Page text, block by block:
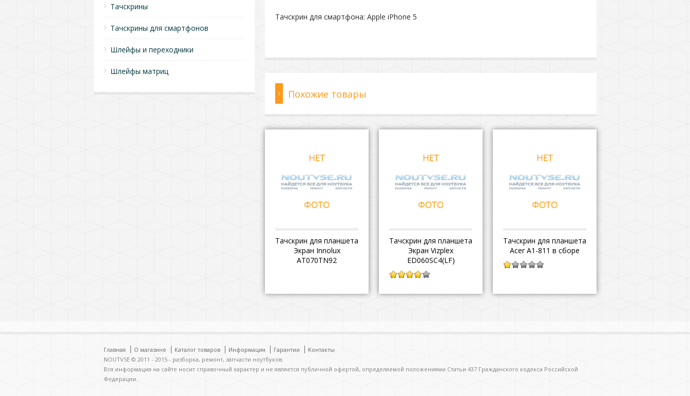
Тачскрин для смартфона: Apple iPhone 5
Похожие товары
Тачскрин для планшета
Экран Innolux
AT070TN92
Тачскрин для планшета
Экран Vizplex
ED060SC4(LF)
Тачскрин для планшета
Acer A1-811 в сборе
5
Тачскрины
Тачскрины для смартфонов
Шлейфы и переходники
Шлейфы матриц
Главная О магазине Каталог товаров Информация Гарантии
Контакты
NOUTVSE © 2011 - 2015 - разборка, ремонт, запчасти ноутбуков.
Вся информация на сайте носит справочный характер и не является публичной офертой, определяемой положениями Статьи 437 Гражданского кодекса Российской
Федерации.